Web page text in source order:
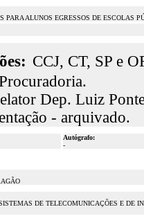
PARA ALUNOS EGRESSOS DE ESCOLAS
CCJ, CT, SP e
Dep. Luiz
- arquivado.
Autógrafo:
-
DE TELECOMUNICAÇÕES E DE